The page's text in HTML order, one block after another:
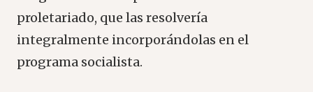
proletariado, que las resolvería
integralmente incorporándolas en el
programa socialista.